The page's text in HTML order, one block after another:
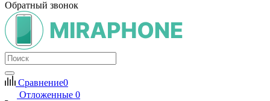
Обратный звонок
Сравнение0
Отложенные 0